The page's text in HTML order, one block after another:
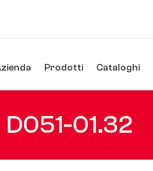
Prodotti Cataloghi
D051-01.32